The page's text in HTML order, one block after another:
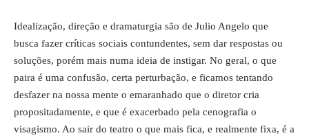
Idealização, direção e dramaturgia são de Julio Angelo que
busca fazer críticas sociais contundentes, sem dar respostas ou
soluções, porém mais numa ideia de instigar. No geral, o que
paira é uma confusão, certa perturbação, e ficamos tentando
desfazer na nossa mente o emaranhado que o diretor cria
propositadamente, e que é exacerbado pela cenografia o
visagismo. Ao sair do teatro o que mais fica, e realmente fixa, é a